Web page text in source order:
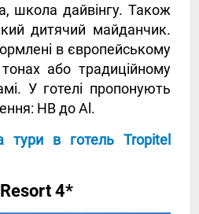
школа дайвінгу. Також
дитячий майданчик.
в європейському
тонах або традиційному
У готелі пропонують
HB до Al.
тури в готель Tropitel
4*